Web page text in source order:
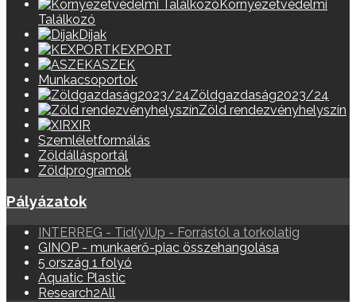
Környezetvédelmi
Találkozó
Díjak
KEXPORT
ASZEK
Munkacsoportok
Zöldgazdaság2023/24
Zöld rendezvényhelyszín
XIR
Szemléletformálás
Zöldállásportál
Zöldprogramok
Pályázatok
INTERREG - Tid(y)Up - Forrástól a torkolatig
GINOP - munkaerő-piac összehangolása
5 ország 1 folyó
Aquatic Plastic
Research2All